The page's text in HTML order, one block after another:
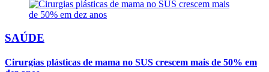
SAÚDE
Cirurgias plásticas de mama no SUS crescem mais de 50% em